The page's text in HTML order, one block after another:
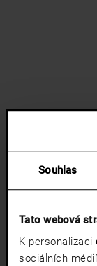
Souhlas
Tato webová
K personalizaci
sociálních